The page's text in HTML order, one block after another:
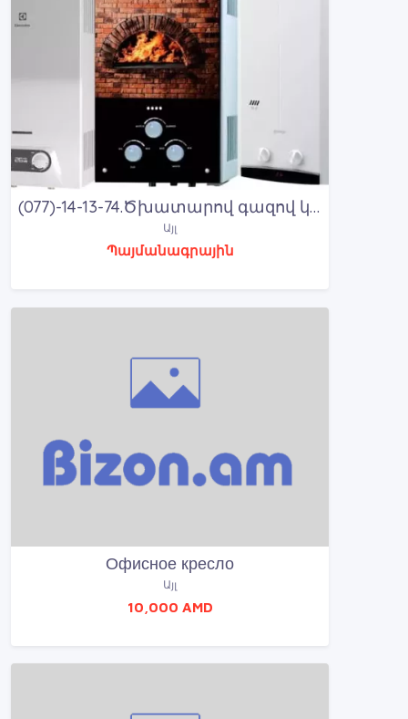
(077)-14-13-74.Ծխատարով գազով կալոնկաների վերանորոգում էլեմենտով գազի կալոնկաների ռեմոնտ Երեվան
Այլ
Պայմանագրային
Офисное кресло
Այլ
10,000 AMD